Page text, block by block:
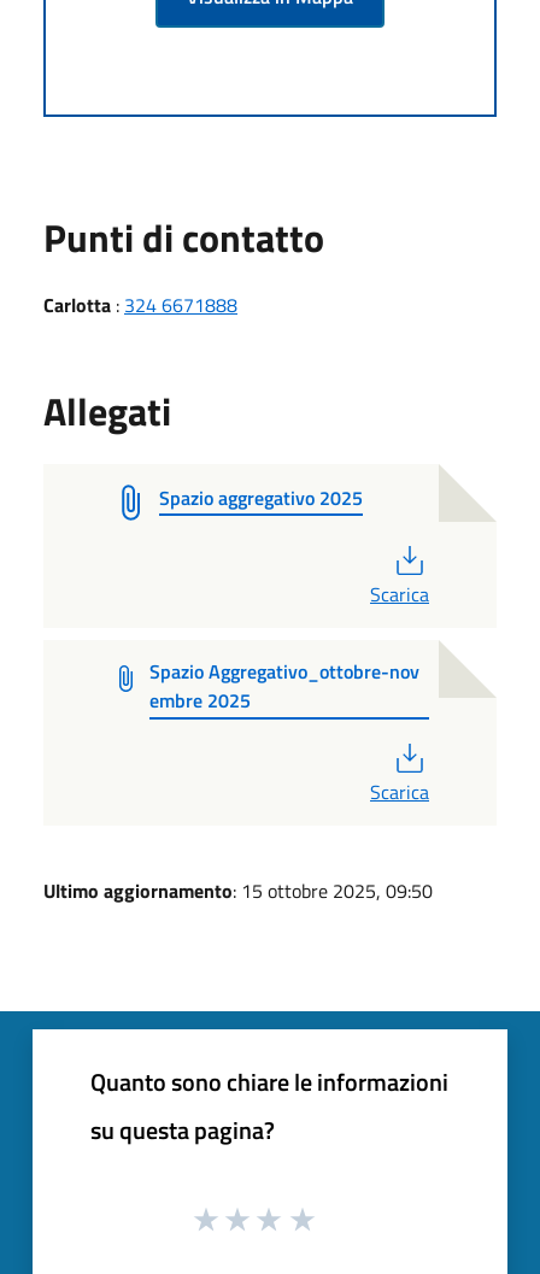
Punti di contatto
Carlotta : 324 6671888
Allegati
Spazio aggregativo 2025
Scarica
Spazio Aggregativo_ottobre-nov
embre 2025
Scarica
Ultimo aggiornamento: 15 ottobre 2025, 09:50
Quanto sono chiare le informazioni
su questa pagina?